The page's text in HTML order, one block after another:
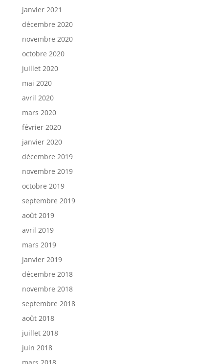
janvier 2021
décembre 2020
novembre 2020
octobre 2020
juillet 2020
mai 2020
avril 2020
mars 2020
février 2020
janvier 2020
décembre 2019
novembre 2019
octobre 2019
septembre 2019
août 2019
avril 2019
mars 2019
janvier 2019
décembre 2018
novembre 2018
septembre 2018
août 2018
juillet 2018
juin 2018